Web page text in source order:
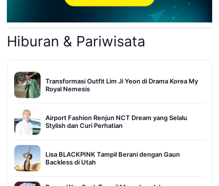
Hiburan & Pariwisata
Transformasi Outfit Lim Ji Yeon di Drama Korea My
Royal Nemesis
Airport Fashion Renjun NCT Dream yang Selalu
Stylish dan Curi Perhatian
Lisa BLACKPINK Tampil Berani dengan Gaun
Backless di Utah